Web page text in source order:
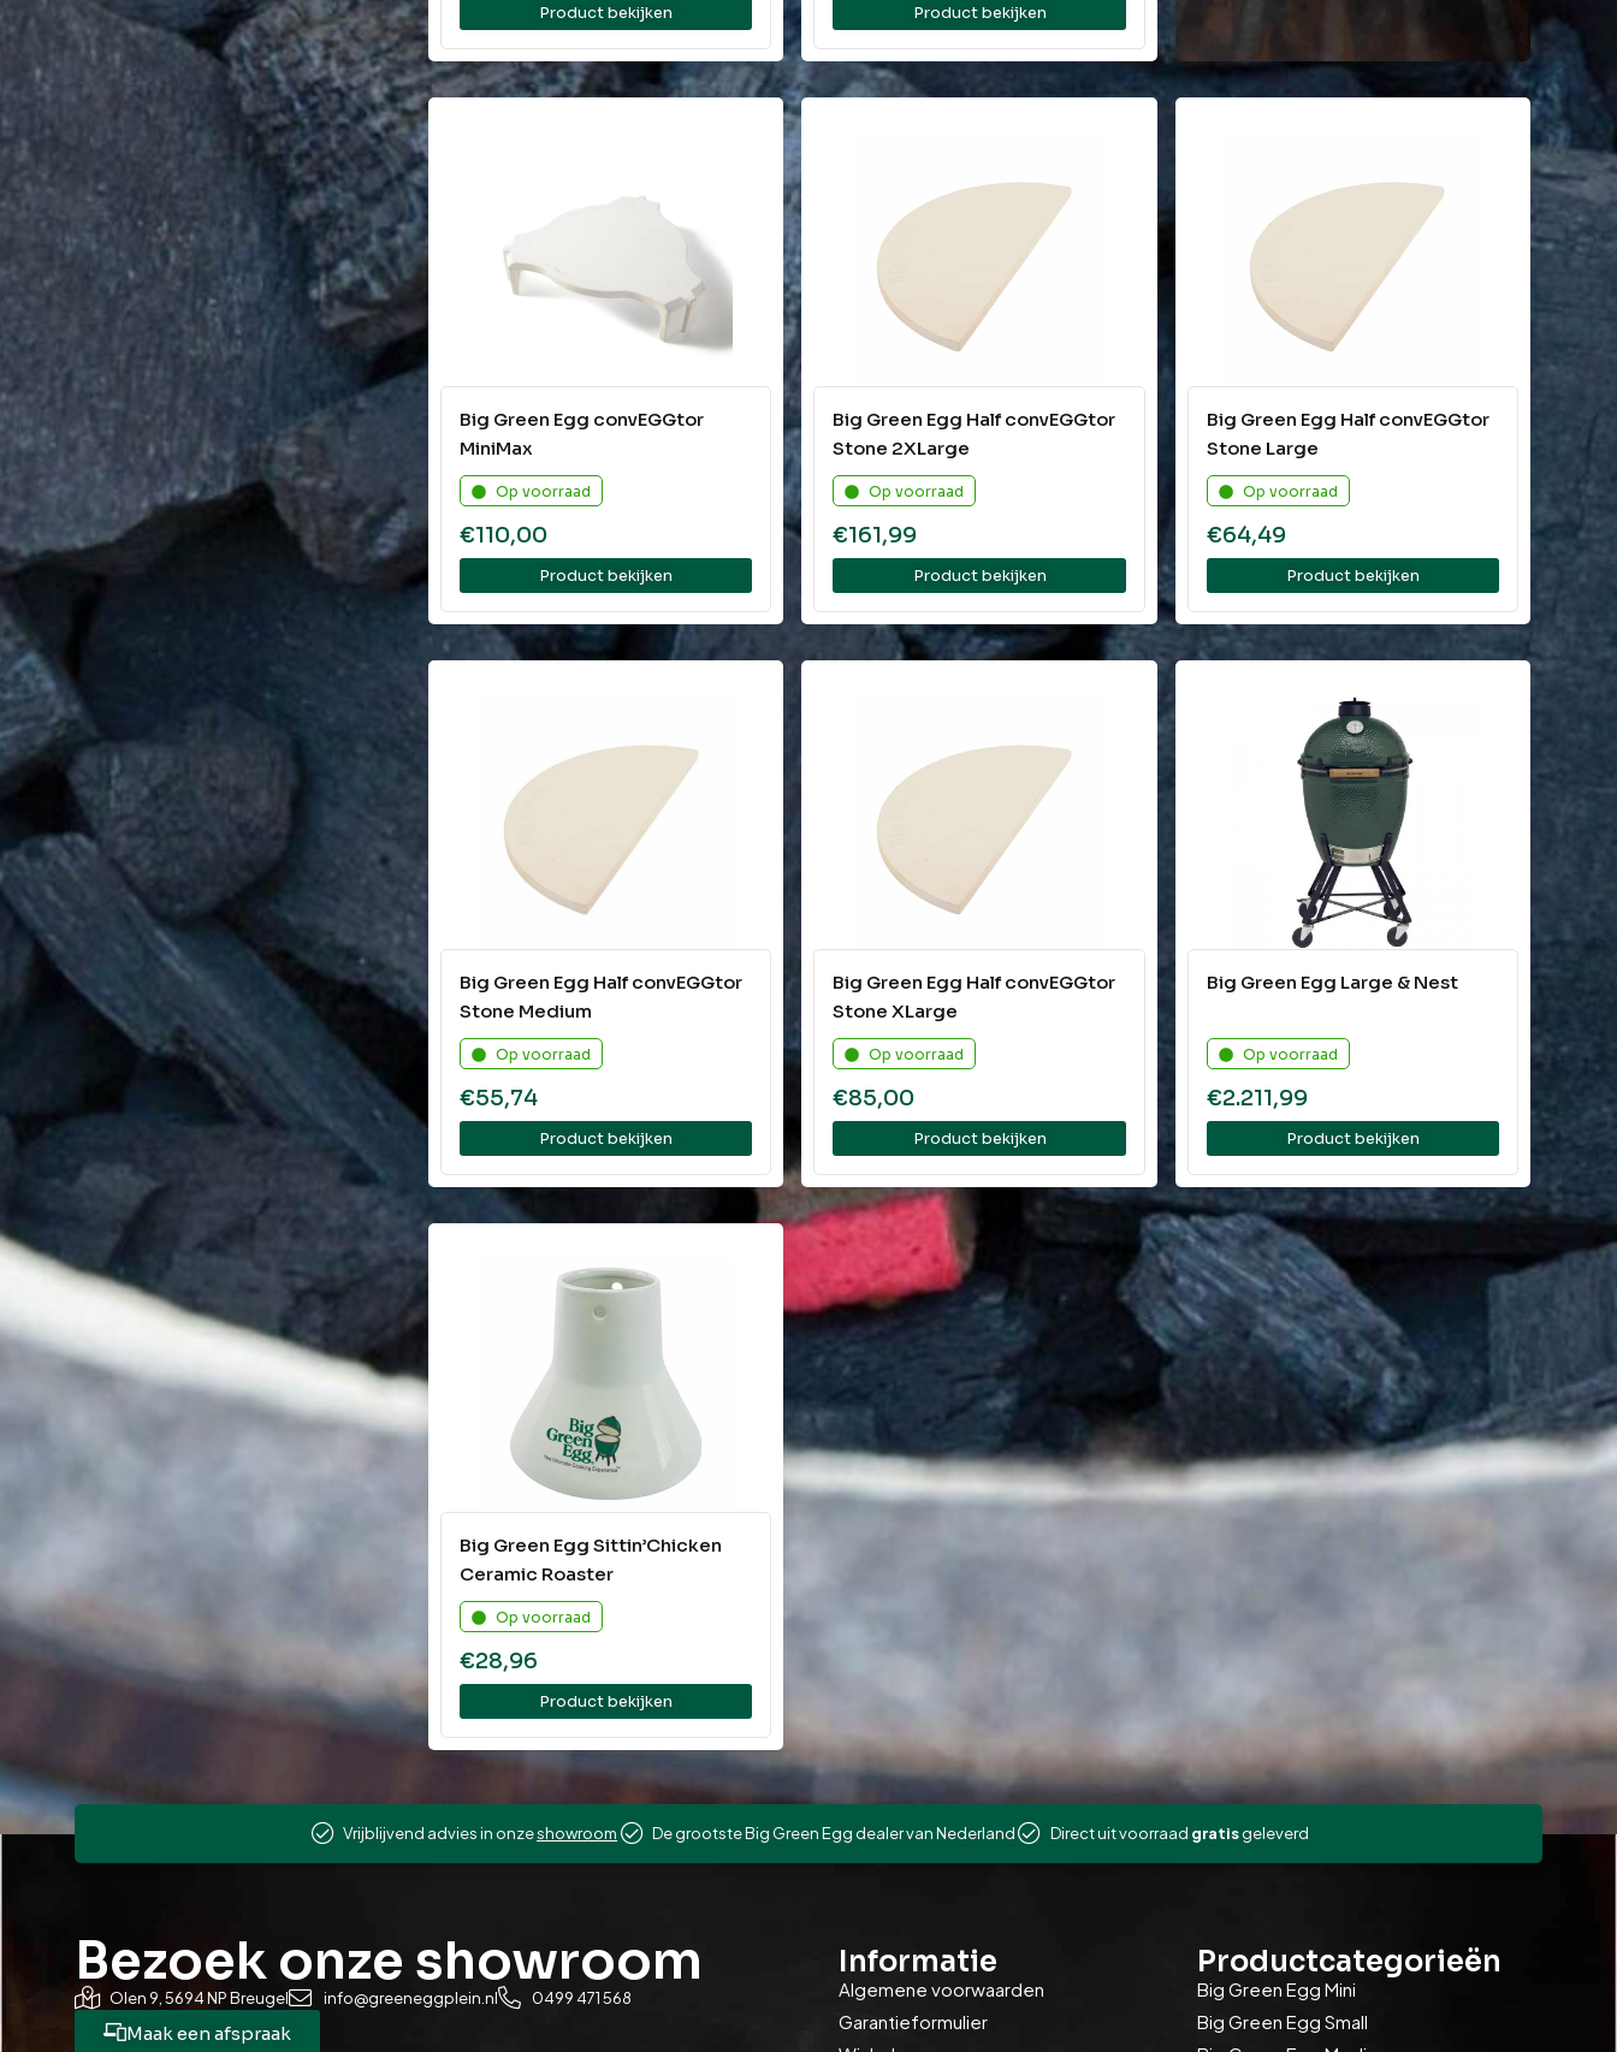
Product bekijken Product bekijken
Big Green Egg convEGGtor
MiniMax
Op voorraad
€110,00
Product bekijken
Big Green Egg Half convEGGtor
Stone 2XLarge
Op voorraad
€161,99
Product bekijken
Big Green Egg Half convEGGtor
Stone Large
Op voorraad
€64,49
Product bekijken
Big Green Egg Half convEGGtor
Stone Medium
Op voorraad
€55,74
Product bekijken
Big Green Egg Half convEGGtor
Stone XLarge
Op voorraad
€85,00
Product bekijken
Big Green Egg Large & Nest
Op voorraad
€2.211,99
Product bekijken
Big Green Egg Sittin’Chicken
Ceramic Roaster
Op voorraad
€28,96
Product bekijken
Vrijblijvend advies in onzeshowroom De grootste Big Green Egg dealer van Nederland Direct uit voorraad gratisgeleverd
Bezoek onze showroom
Olen 9, 5694 NP Breugel info@greeneggplein.nl 0499 471 568
Maak een afspraak
Informatie
Algemene voorwaarden
Garantieformulier
Productcategorieën
Big Green Egg Mini
Big Green Egg Small